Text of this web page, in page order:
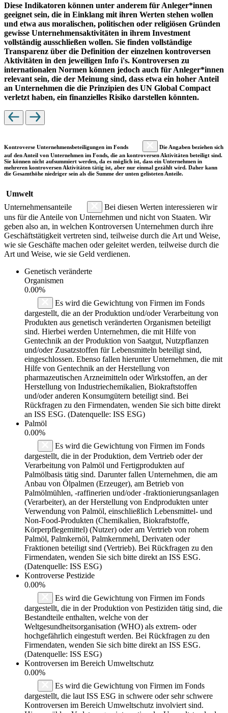
Diese Indikatoren können unter anderem für Anleger*innen
geeignet sein, die in Einklang mit ihren Werten stehen wollen
und etwa aus moralischen, politischen oder religiösen Gründen
gewisse Unternehmensaktivitäten in ihrem Investment
vollständig ausschließen wollen. Sie finden vollständige
Transparenz über die Definition der einzelnen kontroversen
Aktivitäten in den jeweiligen Info i's. Kontroversen zu
internationalen Normen können jedoch auch für Anleger*innen
relevant sein, die der Meinung sind, dass etwa ein hoher Anteil
an Unternehmen die die Prinzipien des UN Global Compact
verletzt haben, ein finanzielles Risiko darstellen könnten.
Kontroverse Unternehmensbeteiligungen im Fonds
Die Angaben beziehen sich
auf den Anteil von Unternehmen im Fonds, die an kontroversen Aktivitäten beteiligt sind.
Sie können nicht aufsummiert werden, da es möglich ist, dass ein Unternehmen in
mehreren kontroversen Aktivitäten tätig ist, aber nur einmal gezählt wird. Daher kann
die Gesamthöhe niedriger sein als die Summe der unten gelisteten Anteile.
Umwelt
Unternehmensanteile
Bei diesen Werten interessieren wir
uns für die Anteile von Unternehmen und nicht von Staaten. Wir
geben also an, in welchen Kontroversen Unternehmen durch ihre
Geschäftstätigkeit vertreten sind, teilweise durch die Art und Weise,
wie sie Geschäfte machen oder geleitet werden, teilweise durch die
Art und Weise, wie sie Geld verdienen.
Genetisch veränderte
Organismen
0.00%
Es wird die Gewichtung von Firmen im Fonds
dargestellt, die an der Produktion und/oder Verarbeitung von
Produkten aus genetisch veränderten Organismen beteiligt
sind. Hierbei werden Unternehmen, die mit Hilfe von
Gentechnik an der Produktion von Saatgut, Nutzpflanzen
und/oder Zusatzstoffen für Lebensmitteln beteiligt sind,
eingeschlossen. Ebenso fallen hierunter Unternehmen, die mit
Hilfe von Gentechnik an der Herstellung von
pharmazeutischen Arzneimitteln oder Wirkstoffen, an der
Herstellung von Industriechemikalien, Biokraftstoffen
und/oder anderen Konsumgütern beteiligt sind. Bei
Rückfragen zu den Firmendaten, wenden Sie sich bitte direkt
an ISS ESG. (Datenquelle: ISS ESG)
Palmöl
0.00%
Es wird die Gewichtung von Firmen im Fonds
dargestellt, die in der Produktion, dem Vertrieb oder der
Verarbeitung von Palmöl und Fertigprodukten auf
Palmölbasis tätig sind. Darunter fallen Unternehmen, die am
Anbau von Ölpalmen (Erzeuger), am Betrieb von
Palmölmühlen, -raffinerien und/oder -fraktionierungsanlagen
(Verarbeiter), an der Herstellung von Endprodukten unter
Verwendung von Palmöl, einschließlich Lebensmittel- und
Non-Food-Produkten (Chemikalien, Biokraftstoffe,
Körperpflegemittel) (Nutzer) oder am Vertrieb von rohem
Palmöl, Palmkernöl, Palmkernmehl, Derivaten oder
Fraktionen beteiligt sind (Vertrieb). Bei Rückfragen zu den
Firmendaten, wenden Sie sich bitte direkt an ISS ESG.
(Datenquelle: ISS ESG)
Kontroverse Pestizide
0.00%
Es wird die Gewichtung von Firmen im Fonds
dargestellt, die in der Produktion von Pestiziden tätig sind, die
Bestandteile enthalten, welche von der
Weltgesundheitsorganisation (WHO) als extrem- oder
hochgefährlich eingestuft werden. Bei Rückfragen zu den
Firmendaten, wenden Sie sich bitte direkt an ISS ESG.
(Datenquelle: ISS ESG)
Kontroversen im Bereich Umweltschutz
0.00%
Es wird die Gewichtung von Firmen im Fonds
dargestellt, die laut ISS ESG in schwere oder sehr schwere
Kontroversen im Bereich Umweltschutz involviert sind.